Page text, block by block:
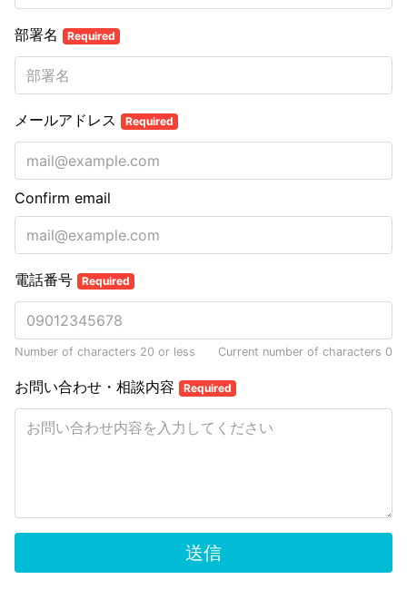
部署名 Required
メールアドレス Required
Confirm email
電話番号 Required
Number of characters 20 or less Current number of characters 0
お問い合わせ・相談内容 Required
送信